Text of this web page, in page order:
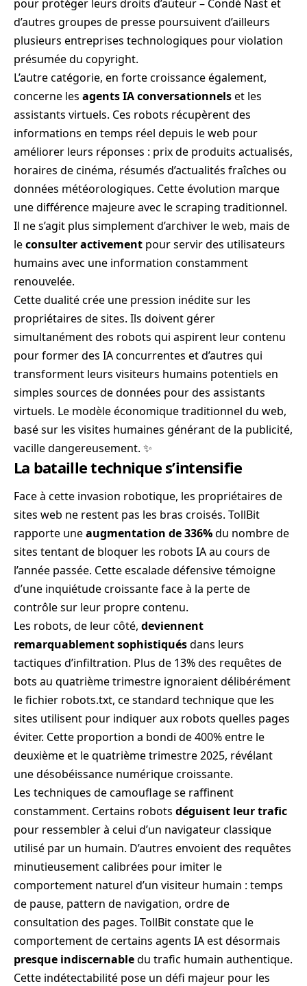
pour protéger leurs droits d’auteur – Condé Nast et
d’autres groupes de presse poursuivent d’ailleurs
plusieurs entreprises technologiques pour violation
présumée du copyright.
L’autre catégorie, en forte croissance également,
concerne les agents IA conversationnelset les
assistants virtuels. Ces robots récupèrent des
informations en temps réel depuis le web pour
améliorer leurs réponses : prix de produits actualisés,
horaires de cinéma, résumés d’actualités fraîches ou
données météorologiques. Cette évolution marque
une différence majeure avec le scraping traditionnel.
Il ne s’agit plus simplement d’archiver le web, mais de
leconsulter activement pour servir des utilisateurs
humains avec une information constamment
renouvelée.
Cette dualité crée une pression inédite sur les
propriétaires de sites. Ils doivent gérer
simultanément des robots qui aspirent leur contenu
pour former des IA concurrentes et d’autres qui
transforment leurs visiteurs humains potentiels en
simples sources de données pour des assistants
virtuels. Le modèle économique traditionnel du web,
basé sur les visites humaines générant de la publicité,
vacille dangereusement. ✨
La bataille technique s’intensifie
Face à cette invasion robotique, les propriétaires de
sites web ne restent pas les bras croisés. TollBit
rapporte uneaugmentation de 336%du nombre de
sites tentant de bloquer les robots IA au cours de
l’année passée. Cette escalade défensive témoigne
d’une inquiétude croissante face à la perte de
contrôle sur leur propre contenu.
Les robots, de leur côté, deviennent
remarquablement sophistiquésdans leurs
tactiques d’infiltration. Plus de 13% des requêtes de
bots au quatrième trimestre ignoraient délibérément
le fichier robots.txt, ce standard technique que les
sites utilisent pour indiquer aux robots quelles pages
éviter. Cette proportion a bondi de 400% entre le
deuxième et le quatrième trimestre 2025, révélant
une désobéissance numérique croissante.
Les techniques de camouflage se raffinent
constamment. Certains robots déguisent leur trafic
pour ressembler à celui d’un navigateur classique
utilisé par un humain. D’autres envoient des requêtes
minutieusement calibrées pour imiter le
comportement naturel d’un visiteur humain : temps
de pause, pattern de navigation, ordre de
consultation des pages. TollBit constate que le
comportement de certains agents IA est désormais
presque indiscernabledu trafic humain authentique.
Cette indétectabilité pose un défi majeur pour les